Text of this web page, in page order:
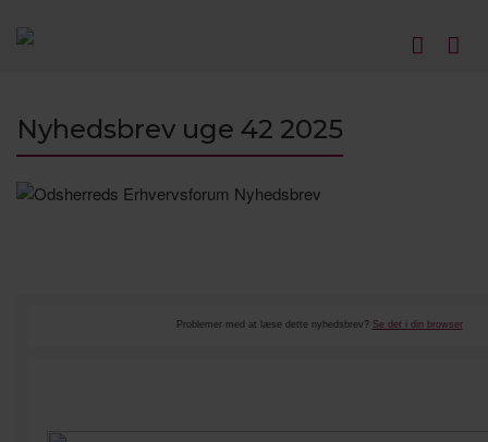
Nyhedsbrev uge 42 2025
Problemer med at læse dette nyhedsbrev? Se det i din browser